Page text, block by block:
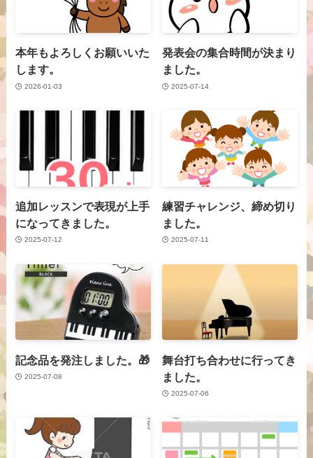
本年もよろしくお願いいた
します。
2026-01-03
発表会の集合時間が決まり
ました。
2025-07-14
追加レッスンで表現が上手
になってきました。
2025-07-12
練習チャレンジ、締め切り
ました。
2025-07-11
記念品を発注しました。🎁
2025-07-08
舞台打ち合わせに行ってき
ました。
2025-07-06